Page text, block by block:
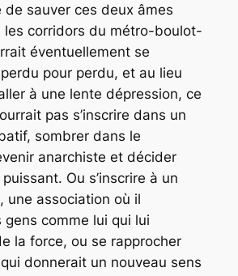
de sauver ces deux âmes
les corridors du métro-boulot-
éventuellement se
pour perdu, et au lieu
à une lente dépression, ce
pas s’inscrire dans un
sombrer dans le
anarchiste et décider
Ou s’inscrire à un
une association où il
comme lui qui lui
la force, ou se rapprocher
qui donnerait un nouveau sens